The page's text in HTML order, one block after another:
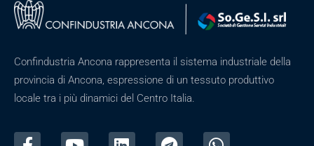
Confindustria Ancona rappresenta il sistema industriale della
provincia di Ancona, espressione di un tessuto produttivo
locale tra i più dinamici del Centro Italia.